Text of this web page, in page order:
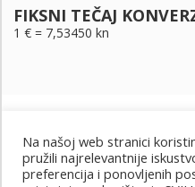
FIKSNI TEČAJ
1 € = 7,53450 kn
Na našoj web stranici
pružili najrelevantnije
preferencija i ponovljenih